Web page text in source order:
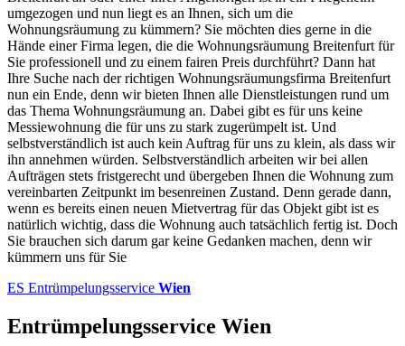
umgezogen und nun liegt es an Ihnen, sich um die
Wohnungsräumung zu kümmern? Sie möchten dies gerne in die
Hände einer Firma legen, die die Wohnungsräumung Breitenfurt für
Sie professionell und zu einem fairen Preis durchführt? Dann hat
Ihre Suche nach der richtigen Wohnungsräumungsfirma Breitenfurt
nun ein Ende, denn wir bieten Ihnen alle Dienstleistungen rund um
das Thema Wohnungsräumung an. Dabei gibt es für uns keine
Messiewohnung die für uns zu stark zugerümpelt ist. Und
selbstverständlich ist auch kein Auftrag für uns zu klein, als dass wir
ihn annehmen würden. Selbstverständlich arbeiten wir bei allen
Aufträgen stets fristgerecht und übergeben Ihnen die Wohnung zum
vereinbarten Zeitpunkt im besenreinen Zustand. Denn gerade dann,
wenn es bereits einen neuen Mietvertrag für das Objekt gibt ist es
natürlich wichtig, dass die Wohnung auch tatsächlich fertig ist. Doch
Sie brauchen sich darum gar keine Gedanken machen, denn wir
kümmern uns für Sie
ES Entrümpelungsservice Wien
Entrümpelungsservice Wien